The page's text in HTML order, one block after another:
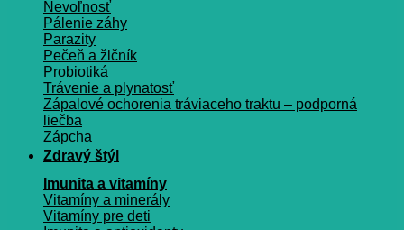
Nevoľnosť
Pálenie záhy
Parazity
Pečeň a žlčník
Probiotiká
Trávenie a plynatosť
Zápalové ochorenia tráviaceho traktu – podporná
liečba
Zápcha
Zdravý štýl
Imunita a vitamíny
Vitamíny a minerály
Vitamíny pre deti